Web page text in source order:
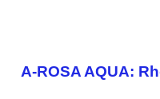
A-ROSA AQUA: